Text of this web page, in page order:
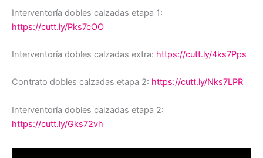
Interventoría dobles calzadas etapa 1:
https://cutt.ly/Pks7cOO
Interventoría dobles calzadas extra: https://cutt.ly/4ks7Pps
Contrato dobles calzadas etapa 2: https://cutt.ly/Nks7LPR
Interventoría dobles calzadas etapa 2:
https://cutt.ly/Gks72vh